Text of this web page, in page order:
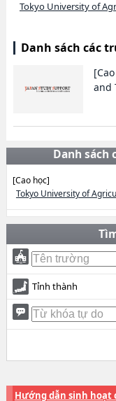
Tokyo University of
Danh sách các
and
Danh sách
[Cao học]
Tokyo University of
Tỉnh thành
Hướng dẫn sinh hoạt